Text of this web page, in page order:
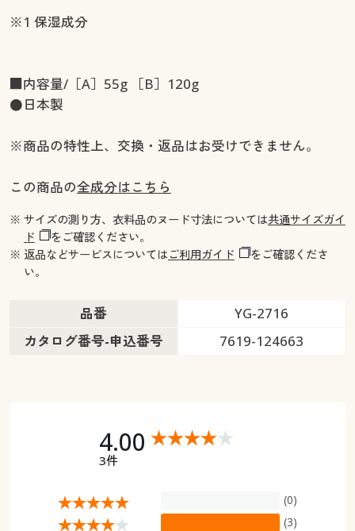
※1 保湿成分
■内容量/［A］55g ［B］120g
●日本製
※商品の特性上、交換・返品はお受けできません。
この商品の全成分はこちら
※ サイズの測り方、衣料品のヌード寸法については共通サイズガイ
ド
をご確認ください。
※ 返品などサービスについてはご利用ガイド
をご確認くださ
い。
品番
YG-2716
カタログ番号-申込番号
7619-124663
4.00
3件
(0)
(3)